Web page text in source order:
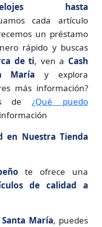
hasta
cada artículo
un préstamo
rápido y buscas
de ti, ven a Cash
María y explora
más información?
de¿Qué puedo
en Nuestra Tienda
te ofrece una
de calidad a
María, puedes